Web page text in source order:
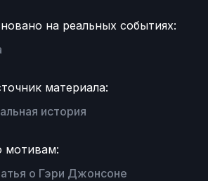
на реальных событиях:
материала:
история
мотивам:
о Гэри Джонсоне